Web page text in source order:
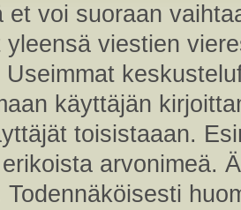
et voi suoraan
yleensä viestien
käyttäjän
toisistaaan.
arvonimeä.
Todennäköisesti